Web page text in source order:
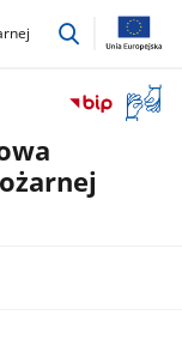
przejdź
okno